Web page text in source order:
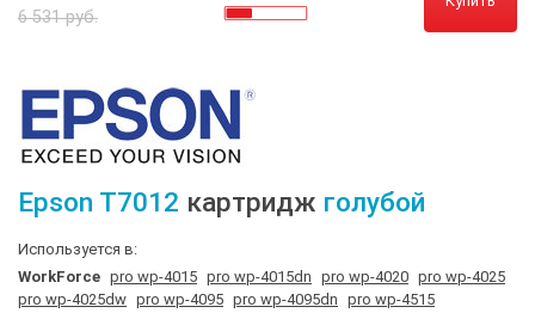
6 531 руб.
Epson T7012 картридж голубой
Используется в:
WorkForce pro wp-4015 pro wp-4015dn pro wp-4020 pro wp-4025
pro wp-4025dw pro wp-4095 pro wp-4095dn pro wp-4515